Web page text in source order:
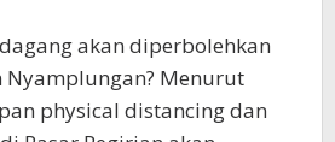
akan diperbolehkan
Nyamplungan? Menurut
physical distancing dan